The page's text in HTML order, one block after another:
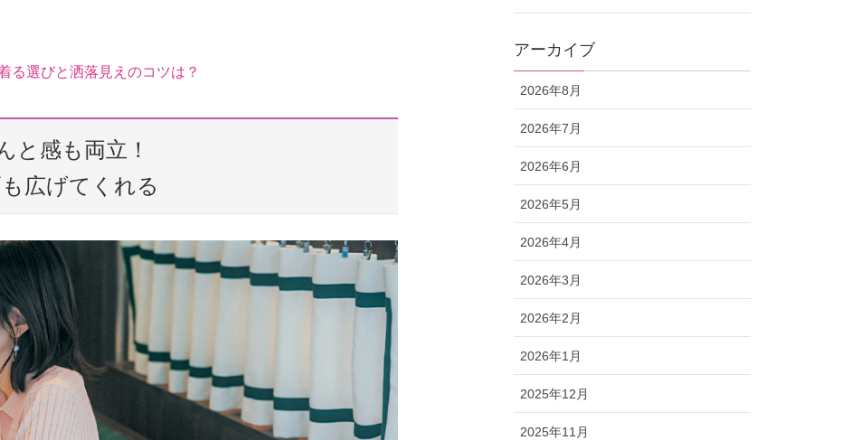
る選びと洒落見えのコツは？
と感も両立！
広げてくれる
アーカイブ
2026年8月
2026年7月
2026年6月
2026年5月
2026年4月
2026年3月
2026年2月
2026年1月
2025年12月
2025年11月